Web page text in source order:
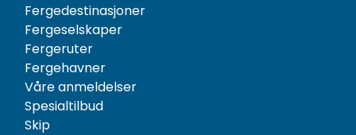
Fergedestinasjoner
Fergeselskaper
Fergeruter
Fergehavner
Våre anmeldelser
Spesialtilbud
Skip